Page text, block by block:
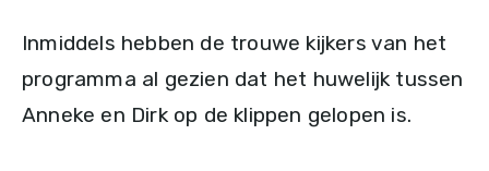
Inmiddels hebben de trouwe kijkers van het
programma al gezien dat het huwelijk tussen
Anneke en Dirk op de klippen gelopen is.